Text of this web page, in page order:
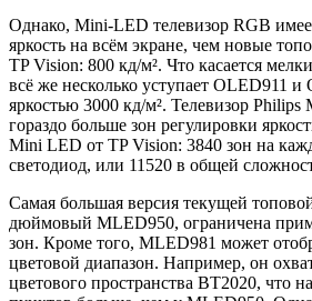
Однако, Mini-LED телевизор RGB
яркость на всём экране, чем новые
TP Vision: 800 кд/м². Что касается
всё же несколько уступает OLED911
яркостью 3000 кд/м². Телевизор
гораздо больше зон регулировки
Mini LED от TP Vision: 3840 зон на
светодиод, или 11520 в общей
Самая большая версия текущей
дюймовый MLED950, ограничена
зон. Кроме того, MLED981 может
цветовой диапазон. Например, он
цветового пространства BT2020, что